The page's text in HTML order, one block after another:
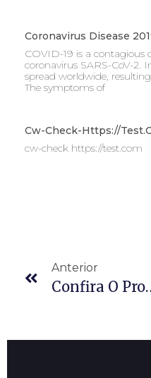
Coronavirus Disease
COVID-19 is a contagious
coronavirus SARS-CoV-2.
spread worldwide,
The symptoms of
Cw-Check-Https://
cw-check https://test.com
Anterior
Confira O Programa De Prova